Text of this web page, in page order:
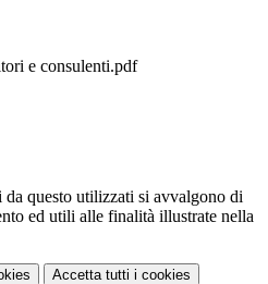
e consulenti.pdf
questo utilizzati si avvalgono di
ed utili alle finalità illustrate nella
Accetta tutti i cookies